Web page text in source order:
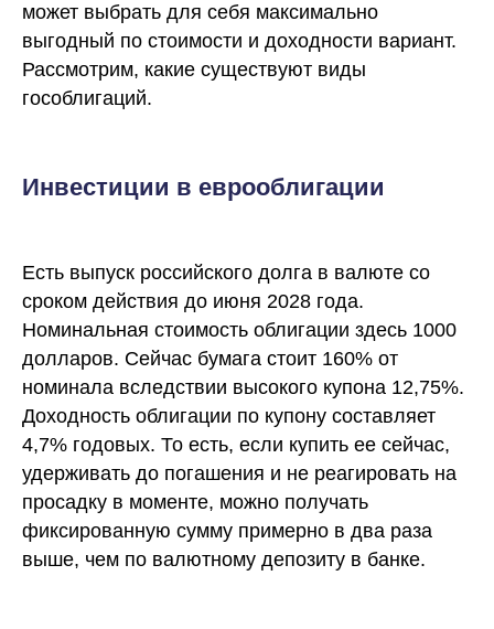
может выбрать для себя максимально
выгодный по стоимости и доходности вариант.
Рассмотрим, какие существуют виды
гособлигаций.
Инвестиции в еврооблигации
Есть выпуск российского долга в валюте со
сроком действия до июня 2028 года.
Номинальная стоимость облигации здесь 1000
долларов. Сейчас бумага стоит 160% от
номинала вследствии высокого купона 12,75%.
Доходность облигации по купону составляет
4,7% годовых. То есть, если купить ее сейчас,
удерживать до погашения и не реагировать на
просадку в моменте, можно получать
фиксированную сумму примерно в два раза
выше, чем по валютному депозиту в банке.